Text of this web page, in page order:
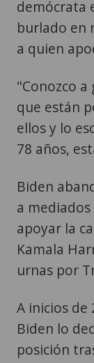
demócrata
burlado en
a quien
"Conozco a
que están
ellos y lo
78 años,
Biden
a
apoyar la
Kamala
urnas por
A inicios de
Biden lo
posición